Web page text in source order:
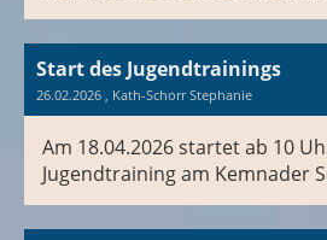
Start des Jugendtrainings
26.02.2026 , Kath-Schorr Stephanie
Am 18.04.2026 startet ab 10
Jugendtraining am Kemnader